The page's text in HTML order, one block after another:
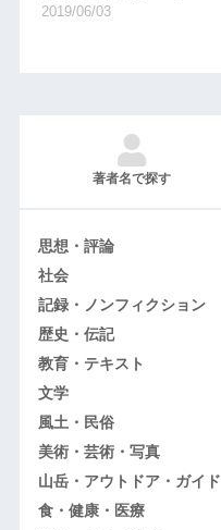
2019/06/03
著者名で探す
思想・評論
社会
記録・ノンフィクション
歴史・伝記
教育・テキスト
文学
風土・民俗
美術・芸術・写真
山岳・アウトドア・ガイド
食・健康・医療